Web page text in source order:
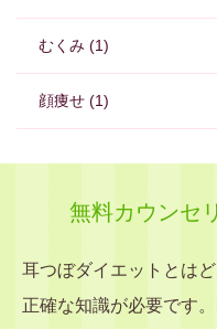
むくみ (1)
顔痩せ (1)
無料カウンセ
耳つぼダイエットとは
正確な知識が必要です